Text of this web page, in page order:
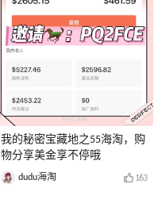
我的秘密宝藏地之55海淘，购
物分享美金享不停哦
dudu海淘 163